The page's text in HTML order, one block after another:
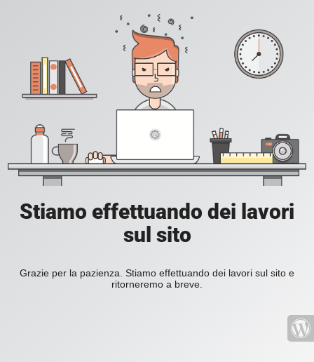
Stiamo effettuando dei lavori
sul sito
Grazie per la pazienza. Stiamo effettuando dei lavori sul sito e
ritorneremo a breve.